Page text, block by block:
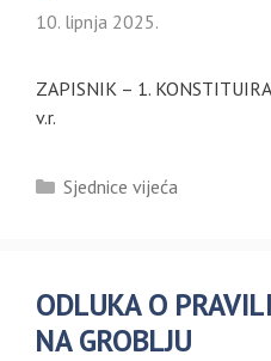
10. lipnja 2025.
ZAPISNIK – 1.
v.r.
Kategorije
Sjednice vijeća
ODLUKA O
NA GROBLJU